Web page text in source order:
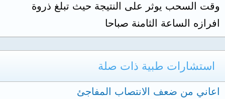
وقت السحب يوثر على النتيجة حيث تبلغ ذروة
افرازه الساعة الثامنة صباحا
استشارات طبية ذات صلة
اعاني من ضعف الانتصاب المفاجئ